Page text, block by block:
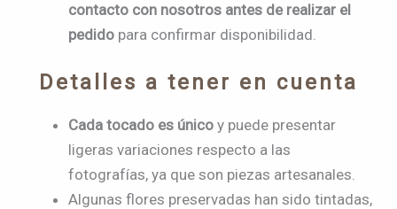
contacto con nosotros antes de realizar el
pedido para confirmar disponibilidad.
Detalles a tener en cuenta
Cada tocado es único y puede presentar
ligeras variaciones respecto a las
fotografías, ya que son piezas artesanales.
Algunas flores preservadas han sido tintadas,